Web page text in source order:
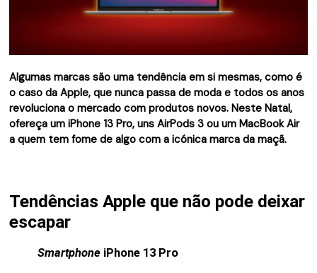
Algumas marcas são uma tendência em si mesmas, como é
o caso da Apple, que nunca passa de moda e todos os anos
revoluciona o mercado com produtos novos. Neste Natal,
ofereça um iPhone 13 Pro, uns AirPods 3 ou um MacBook Air
a quem tem fome de algo com a icónica marca da maçã.
Tendências Apple que não pode deixar
escapar
Smartphone iPhone 13 Pro